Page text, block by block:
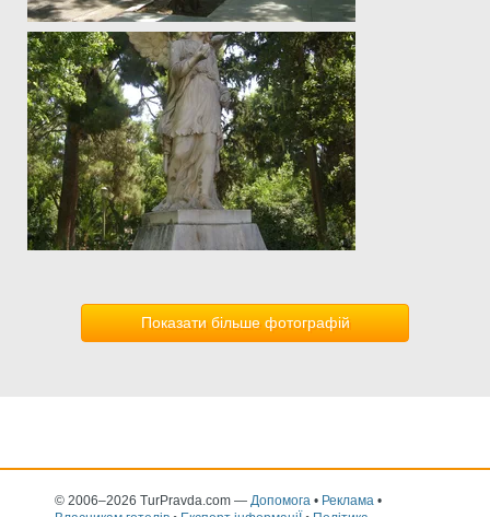
Показати більше фотографій
© 2006–2026 TurPravda.com — Допомога • Реклама •